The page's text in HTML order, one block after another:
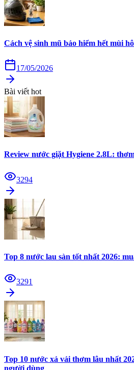
Cách vệ sinh mũ bảo hiểm hết mùi
17/05/2026
Bài viết hot
Review nước giặt Hygiene 2.8L:
3294
Top 8 nước lau sàn tốt nhất 2026:
3291
Top 10 nước xả vải thơm lâu nhất
người dùng